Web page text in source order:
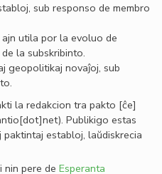
sub responso de membro
utila por la evoluo de
la subskribinto.
geopolitikaj novaĵoj, sub
la redakcion tra pakto [ĉe]
. Publikigo estas
establoj, laŭdiskrecia
nin pere de Esperanta